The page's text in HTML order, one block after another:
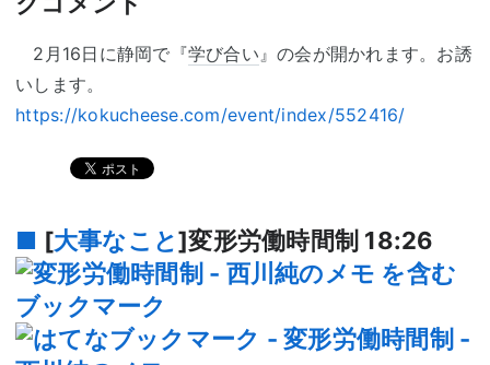
2月16日に静岡で『学び合い 』の会が開かれます。お誘
いします。
https://kokucheese.com/event/index/552416/
■ [大事なこと]変形労働時間制 18:26